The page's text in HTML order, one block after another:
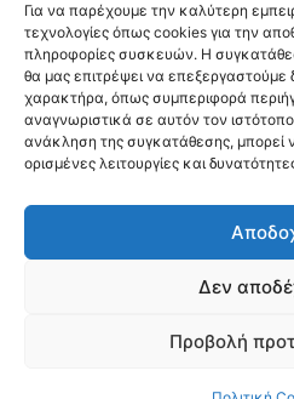
Για να παρέχουμε την καλύτερη
τεχνολογίες όπως cookies για την
πληροφορίες συσκευών. Η
θα μας επιτρέψει να
χαρακτήρα, όπως συμπεριφορά
αναγνωριστικά σε αυτόν τον
ανάκληση της συγκατάθεσης, μπορεί
ορισμένες λειτουργίες και
Δεν
Προβολή
To Σπίτι με
Μιχάλης Κατσαμάκας & Χριστίνα
© 2026 Fir Trees House | Σχεδιασμός & Ανάπτυξη: